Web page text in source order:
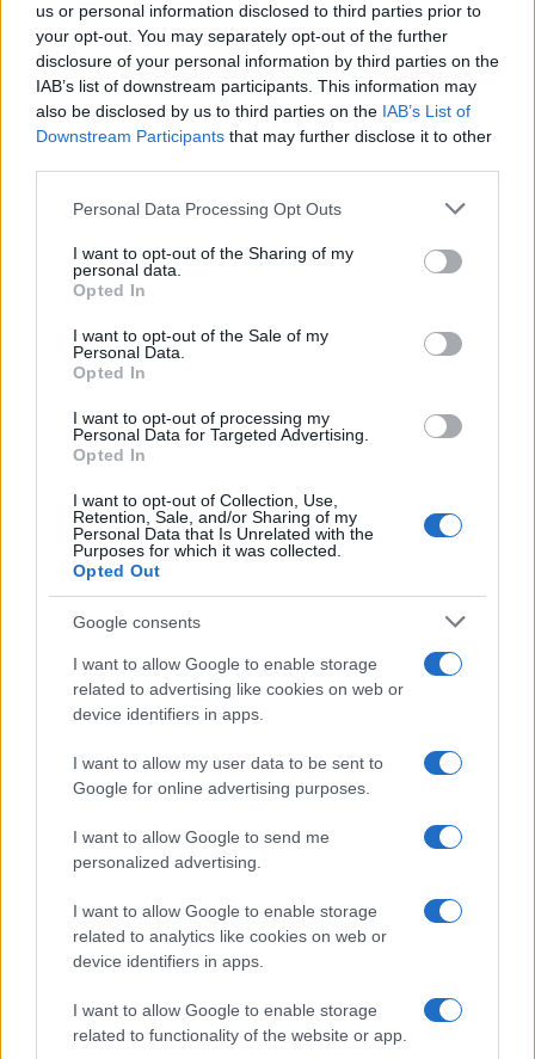
us or personal information disclosed to third parties prior to
your opt-out. You may separately opt-out of the further
disclosure of your personal information by third parties on the
IAB’s list of downstream participants. This information may
also be disclosed by us to third parties on the IAB’s List of
Downstream Participants that may further disclose it to other
Please note that this website/app uses one or more Google
not limited to your visit or usage behaviour. You may click to
grant or deny consent to Google and its third-party tags to
use your data for below specified purposes in below Google
consent section.
Personal Data Processing Opt Outs
I want to opt-out of the Sharing of my
personal data.
Opted In
I want to opt-out of the Sale of my
Personal Data.
Opted In
I want to opt-out of processing my
Personal Data for Targeted Advertising.
Opted In
I want to opt-out of Collection, Use,
Retention, Sale, and/or Sharing of my
Personal Data that Is Unrelated with the
Purposes for which it was collected.
Opted Out
Google consents
I want to allow Google to enable storage
related to advertising like cookies on web or
device identifiers in apps.
I want to allow my user data to be sent to
Google for online advertising purposes.
I want to allow Google to send me
personalized advertising.
I want to allow Google to enable storage
related to analytics like cookies on web or
device identifiers in apps.
I want to allow Google to enable storage
related to functionality of the website or app.
TEMI: Lavori Sassari Olbia Sassari-Olbia
Inviaci le tue segnalazioni,
i tuoi video e le tue foto
Su WhatsApp al numero +39
345 356 7512
Entra nel canale telegram di
GalluraOggi.it
Ricevi le nostre ultime news
daGoogle News
F
ce
o
o
k
T
it
te
r
Pi
te
re
st
W
at
s
A
p
p
S
a
re
Articolo precedente
NOTIZIE RECENTI
Gallura